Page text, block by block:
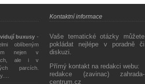
buxusy -
oblíbeným
nejen v
ale i v
parcích.
Kontaktní informace
Vaše tematické otázky můžete
pokládat nejlépe v poradně či
diskuzi.
Přímý kontakt na redakci webu:
redakce (zavinac) zahrada-
centrum.cz